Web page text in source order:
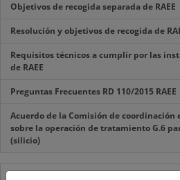
Objetivos de recogida separada de RAEE
Resolución y objetivos de recogida de
Requisitos técnicos a cumplir por las
de RAEE
Preguntas Frecuentes RD 110/2015 RAEE
Acuerdo de la Comisión de coordinación
sobre la operación de tratamiento G.6
(silicio)